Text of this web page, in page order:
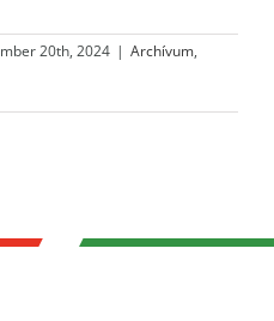
20th, 2024 | Archívum,